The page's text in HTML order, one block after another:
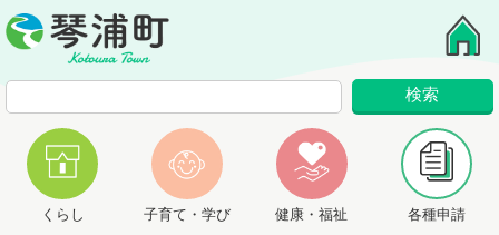
くらし 子育て・学び 健康・福祉 各種申請